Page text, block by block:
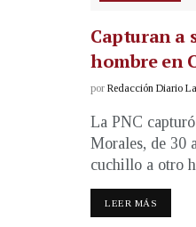
Capturan a
hombre en
por Redacción Diario
La PNC
Morales, de 30
cuchillo a otro
LEER MÁS